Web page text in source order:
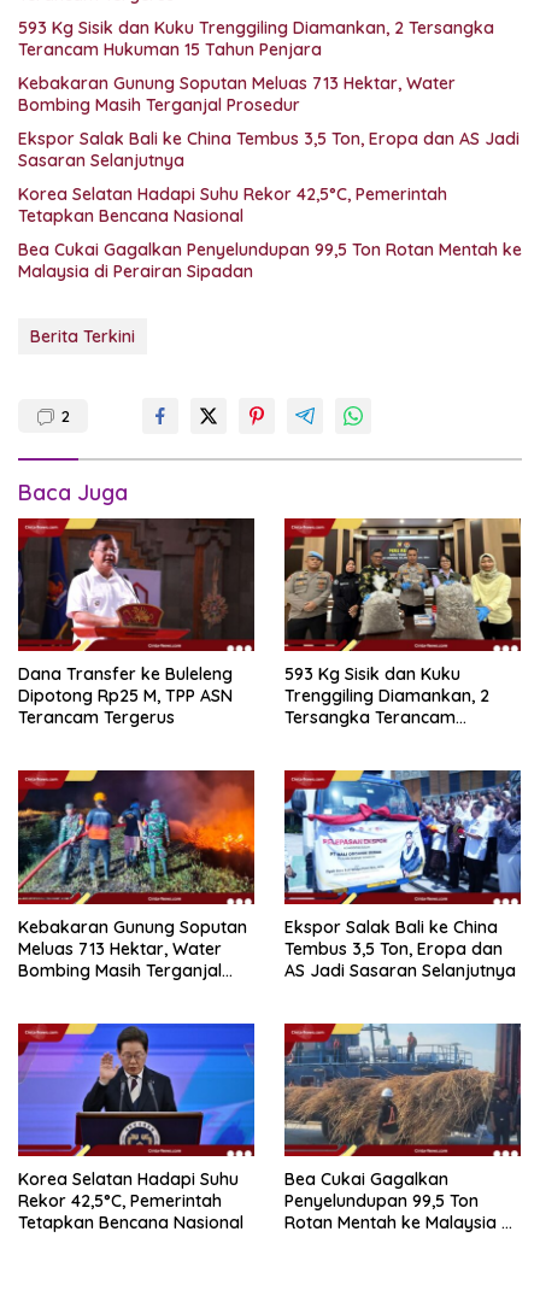
593 Kg Sisik dan Kuku Trenggiling Diamankan, 2 Tersangka
Terancam Hukuman 15 Tahun Penjara
Kebakaran Gunung Soputan Meluas 713 Hektar, Water
Bombing Masih Terganjal Prosedur
Ekspor Salak Bali ke China Tembus 3,5 Ton, Eropa dan AS Jadi
Sasaran Selanjutnya
Korea Selatan Hadapi Suhu Rekor 42,5°C, Pemerintah
Tetapkan Bencana Nasional
Bea Cukai Gagalkan Penyelundupan 99,5 Ton Rotan Mentah ke
Malaysia di Perairan Sipadan
Berita Terkini
2
Baca Juga
Dana Transfer ke Buleleng
Dipotong Rp25 M, TPP ASN
Terancam Tergerus
593 Kg Sisik dan Kuku
Trenggiling Diamankan, 2
Tersangka Terancam
Kebakaran Gunung Soputan
Meluas 713 Hektar, Water
Bombing Masih Terganjal
Ekspor Salak Bali ke China
Tembus 3,5 Ton, Eropa dan
AS Jadi Sasaran Selanjutnya
Korea Selatan Hadapi Suhu
Rekor 42,5°C, Pemerintah
Tetapkan Bencana Nasional
Bea Cukai Gagalkan
Penyelundupan 99,5 Ton
Rotan Mentah ke Malaysia di